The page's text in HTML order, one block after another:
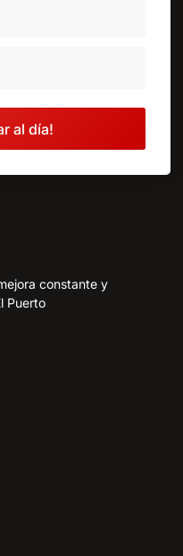
al día!
constante y
Puerto